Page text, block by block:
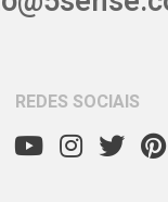
REDES SOCIAIS